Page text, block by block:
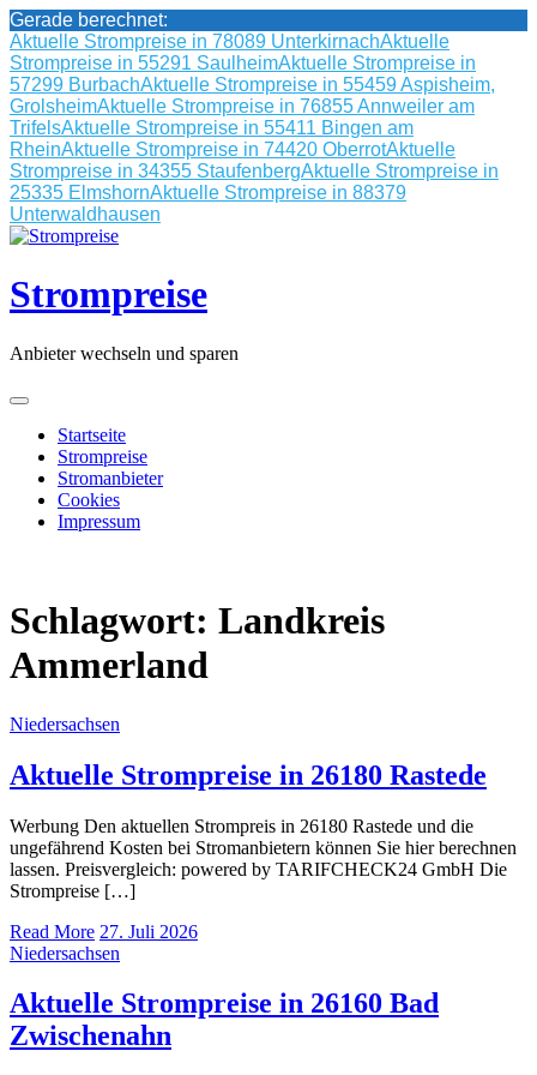
Gerade berechnet:
Aktuelle Strompreise in 78089 UnterkirnachAktuelle
Strompreise in 55291 SaulheimAktuelle Strompreise in
57299 BurbachAktuelle Strompreise in 55459 Aspisheim,
GrolsheimAktuelle Strompreise in 76855 Annweiler am
TrifelsAktuelle Strompreise in 55411 Bingen am
RheinAktuelle Strompreise in 74420 OberrotAktuelle
Strompreise in 34355 StaufenbergAktuelle Strompreise in
25335 ElmshornAktuelle Strompreise in 88379
Unterwaldhausen
Skip
content
Strompreise
Anbieter wechseln und sparen
Startseite
Strompreise
Stromanbieter
Cookies
Impressum
Schlagwort: Landkreis
Ammerland
Niedersachsen
Aktuelle Strompreise in 26180 Rastede
Werbung Den aktuellen Strompreis in 26180 Rastede und die
ungefährend Kosten bei Stromanbietern können Sie hier berechnen
lassen. Preisvergleich: powered by TARIFCHECK24 GmbH Die
Strompreise […]
Read More 27. Juli 2026
Niedersachsen
Aktuelle Strompreise in 26160 Bad
Zwischenahn